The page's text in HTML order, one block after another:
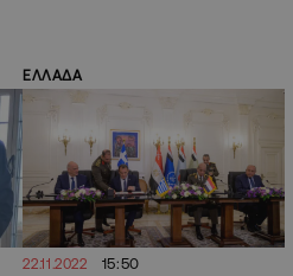
ΕΛΛΑΔΑ
22.11.2022 15:50